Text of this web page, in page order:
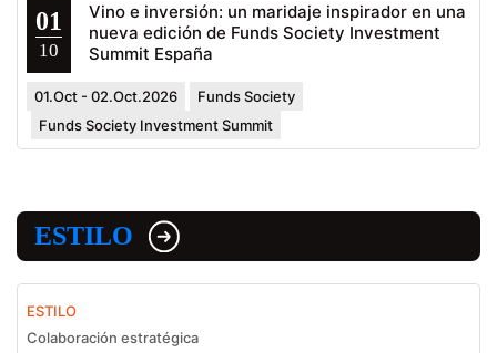
01
10
Vino e inversión: un maridaje inspirador en una
nueva edición de Funds Society Investment
Summit España
01.Oct - 02.Oct.2026
Funds Society
Funds Society Investment Summit
ESTILO
ESTILO
Colaboración estratégica